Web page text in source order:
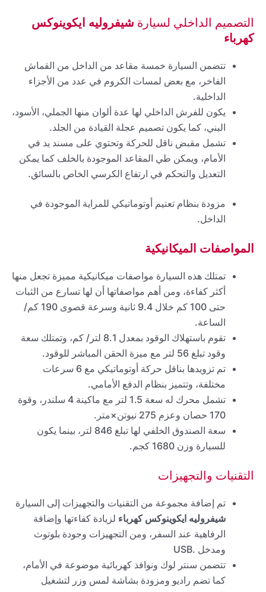
التصميم الداخلي لسيارة شيفروليه ايكوينوكس
كهرباء
تتضمن السيارة خمسة مقاعد من الداخل من القماش
الفاخر، مع بعض لمسات الكروم في عدد من الأجزاء
الداخلية.
يكون للفرش الداخلي لها عدة ألوان منها الجملي، الأسود،
البني، كما يكون تصميم عجلة القيادة من الجلد.
تشمل مقبض ناقل للحركة وتحتوي على مسند يد في
الأمام، ويمكن طي المقاعد الموجودة بالخلف كما يمكن
التعديل والتحكم في ارتفاع الكرسي الخاص بالسائق.
مزودة بنظام تعتيم أوتوماتيكي للمراية الموجودة في
الداخل.
المواصفات الميكانيكية
تمتلك هذه السيارة مواصفات ميكانيكية مميزة تجعل منها
أكثر كفاءة، ومن أهم مواصفاتها أن لها تسارع من الثبات
حتى 100 كم خلال 9.4 ثانية وسرعة قصوى 190 كم/
الساعة.
تقوم باستهلاك الوقود بمعدل 8.1 لتر/ كم، وتمتلك سعة
وقود تبلغ 56 لتر مع ميزة الحقن المباشر للوقود.
تم تزويدها بناقل حركة أوتوماتيكي مع 6 سرعات
مختلفة، وتتميز بنظام الدفع الأمامي.
تشمل محرك له سعة 1.5 لتر مع ماكينة 4 سلندر، وقوة
170 حصان وعزم 275 نيوتن×متر.
سعة الصندوق الخلفي لها تبلغ 846 لتر، بينما يكون
للسيارة وزن 1680 كجم.
التقنيات والتجهيزات
تم إضافة مجموعة من التقنيات والتجهيزات إلى السيارة
شيفروليه ايكوينوكس كهرباء لزيادة كفاءتها وإضافة
الرفاهية عند السفر، ومن التجهيزات وجودة بلوتوث
ومدخل .USB
تتضمن سنتر لوك ونوافذ كهربائية موضوعة في الأمام،
كما تضم راديو ومزودة بشاشة لمس وزر لتشغيل